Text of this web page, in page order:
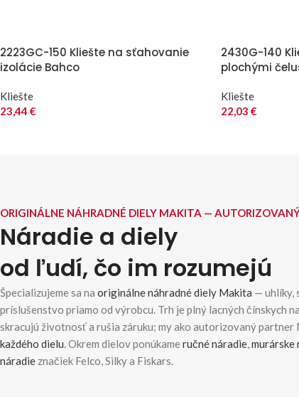
2223GC-150 Kliešte na sťahovanie
izolácie Bahco
Kliešte
23,44 €
2430G-140
plochými
Kliešte
22,03 €
ORIGINÁLNE NÁHRADNÉ DIELY MAKITA —
Náradie a diely
od ľudí, čo im rozumejú
Špecializujeme sa na originálne náhradné diely Makita — uhlíky,
príslušenstvo priamo od výrobcu. Trh je plný lacných čínskych
skracujú životnosť a rušia záruku; my ako autorizovaný
každého dielu. Okrem dielov ponúkameručné náradie,murárske
náradie značiek Felco, Silky a Fiskars.